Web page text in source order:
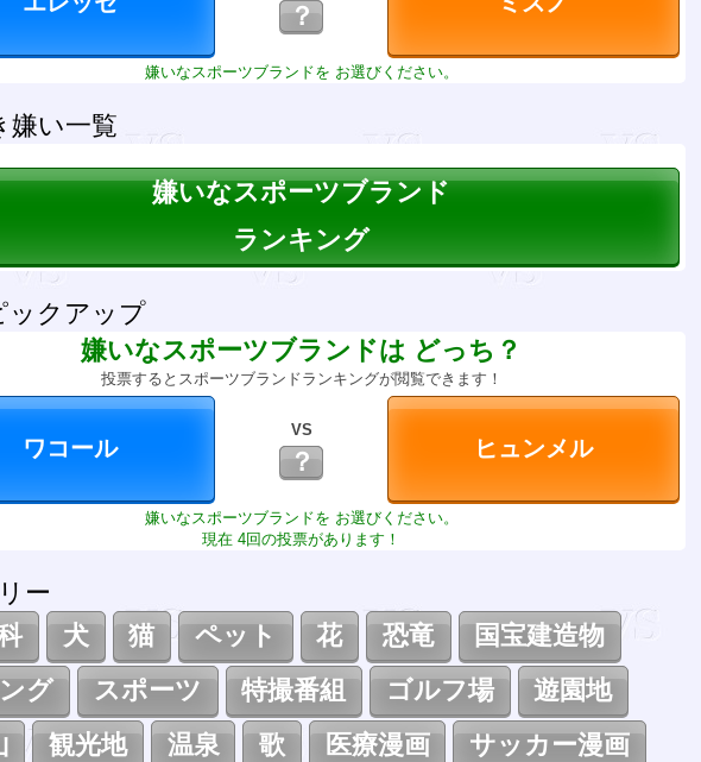
？
嫌いなスポーツブランドを お選びください。
嫌い一覧
嫌いなスポーツブランド
ランキング
ックアップ
嫌いなスポーツブランドは どっち？
投票するとスポーツブランドランキングが閲覧できます！
VS
？
嫌いなスポーツブランドを お選びください。
現在 4回の投票があります！
ー
犬 猫 ペット 花 恐竜
国宝建造物
グ スポーツ 特撮番組 ゴルフ場
遊園地
観光地 温泉 歌 医療漫画
サッカー漫画